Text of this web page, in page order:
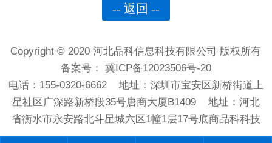
-- 返回 --
Copyright © 2020 河北品科信息科技有限公司 版权所有
备案号： 冀ICP备12023506号-20
电话：155-0320-6662 地址：深圳市宝安区新桥街道上
星社区广深路新桥段35号唐商大厦B1409 地址：河北
省衡水市永安路北斗星城六区1幢1层17号底商品科科技